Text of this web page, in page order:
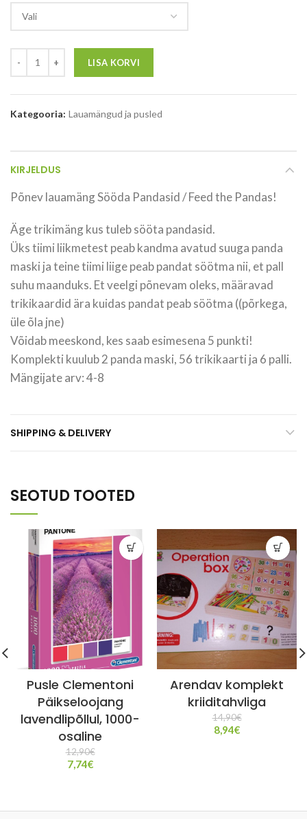
LISA KORVI
Kategooria: Lauamängud ja pusled
KIRJELDUS
Põnev lauamäng Sööda Pandasid / Feed the Pandas!
Äge trikimäng kus tuleb sööta pandasid.
Üks tiimi liikmetest peab kandma avatud suuga panda
maski ja teine tiimi liige peab pandat söötma nii, et pall
suhu maanduks. Et veelgi põnevam oleks, määravad
trikikaardid ära kuidas pandat peab söötma ((põrkega,
üle õla jne)
Võidab meeskond, kes saab esimesena 5 punkti!
Komplekti kuulub 2 panda maski, 56 trikikaarti ja 6 palli.
Mängijate arv: 4-8
SHIPPING & DELIVERY
SEOTUD TOOTED
Pusle Clementoni
Päikseloojang
lavendlipõllul, 1000-
osaline
12,90€
7,74€
Arendav komplekt
kriiditahvliga
14,90€
8,94€